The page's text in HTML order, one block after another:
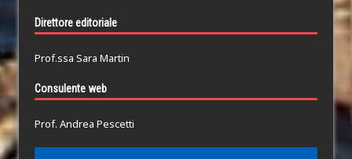
Direttore editoriale
Prof.ssa Sara Martin
Consulente web
Prof. Andrea Pescetti